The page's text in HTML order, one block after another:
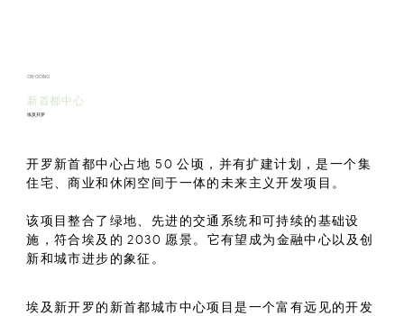
ON-GOING
新首都中心
埃及开罗
开罗新首都中心占地 50 公顷，并有扩建计划，是一个集
住宅、商业和休闲空间于一体的未来主义开发项目。
该项目整合了绿地、先进的交通系统和可持续的基础设
施，符合埃及的 2030 愿景。它有望成为金融中心以及创
新和城市进步的象征。
埃及新开罗的新首都城市中心项目是一个富有远见的开发